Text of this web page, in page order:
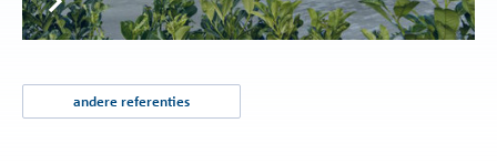
andere referenties